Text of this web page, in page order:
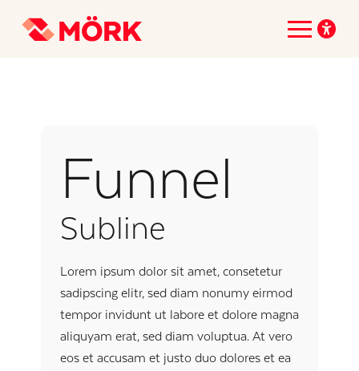
Funnel
Subline
Lorem ipsum dolor sit amet, consetetur
sadipscing elitr, sed diam nonumy eirmod
tempor invidunt ut labore et dolore magna
aliquyam erat, sed diam voluptua. At vero
eos et accusam et justo duo dolores et ea